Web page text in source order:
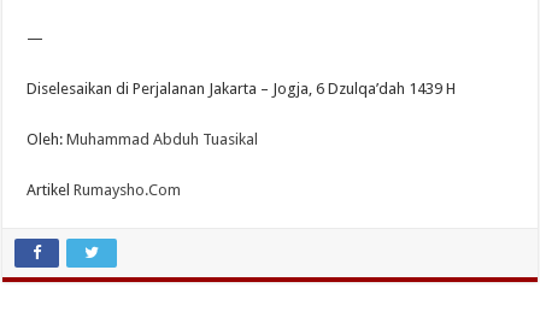
—
Diselesaikan di Perjalanan Jakarta – Jogja, 6 Dzulqa’dah 1439 H
Oleh:Muhammad Abduh Tuasikal
ArtikelRumaysho.Com